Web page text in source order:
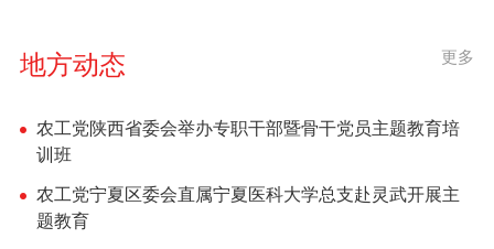
更多
地方动态
农工党陕西省委会举办专职干部暨骨干党员主题教育培
训班
农工党宁夏区委会直属宁夏医科大学总支赴灵武开展主
题教育